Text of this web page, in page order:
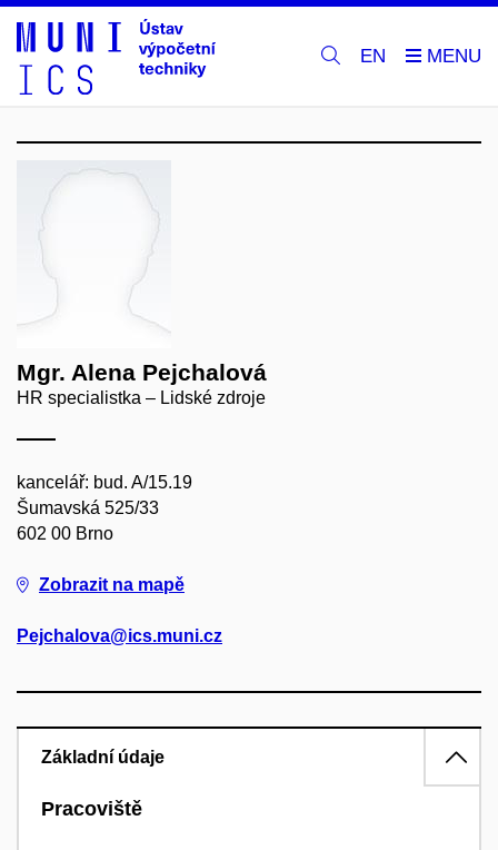
EN
Mgr. Alena Pejchalová
HR specialistka – Lidské zdroje
kancelář: bud. A/15.19
Šumavská 525/33
602 00 Brno
Zobrazit na mapě
Pejchalova@ics.muni.cz
Základní údaje
Pracoviště